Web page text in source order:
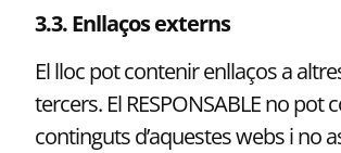
3.3. Enllaços externs
El lloc pot contenir enllaços a
tercers. El RESPONSABLE no pot
continguts d’aquestes webs i no